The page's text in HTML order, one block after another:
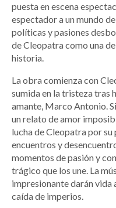
puesta en escena
espectador a un mundo
políticas y pasiones
de Cleopatra como una
historia.
La obra comienza con
sumida en la tristeza tras
amante, Marco Antonio.
un relato de amor
lucha de Cleopatra por
encuentros y
momentos de pasión y
trágico que los une. La
impresionante darán vida
caída de imperios.